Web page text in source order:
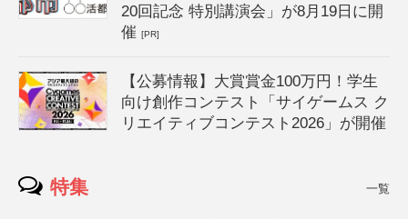
20回記念 特別講演会」が8月19日に開
催[PR]
【公募情報】大賞賞金100万円！学生
向け創作コンテスト「サイゲームス ク
リエイティブコンテスト2026」が開催
特集 一覧